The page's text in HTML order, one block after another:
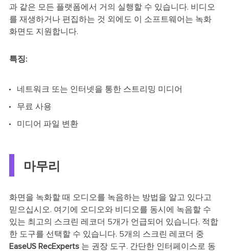
과 같은 모든 플랫폼에서 거의 실행할 수 있습니다. 비디오
를 재생하거나 편집하는 것 외에도 이 소프트웨어는 녹화
화면도 지원합니다.
특징:
네트워크 또는 인터넷을 통한 스트리밍 미디어
무료 사용
미디어 파일 변환
마무리
화면을 녹화할 때 오디오를 녹음하는 방법을 알고 있다고
믿으십시오. 여기에 오디오와 비디오를 동시에 녹음할 수
있는 최고의 스크린 레코더 5개가 언급되어 있습니다. 적합
한 도구를 선택할 수 있습니다. 5개의 스크린 레코더 중
EaseUS RecExperts는 권장 도구. 간단한 인터페이스로 동